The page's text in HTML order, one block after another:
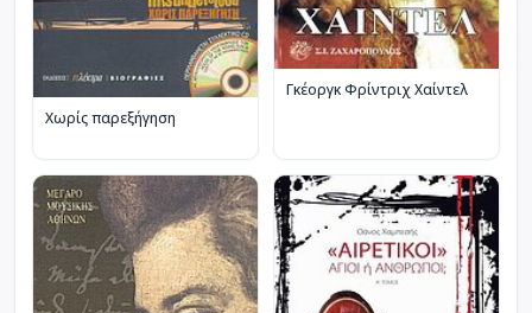
Χωρίς παρεξήγηση
Γκέοργκ Φρίντριχ Χαίντελ